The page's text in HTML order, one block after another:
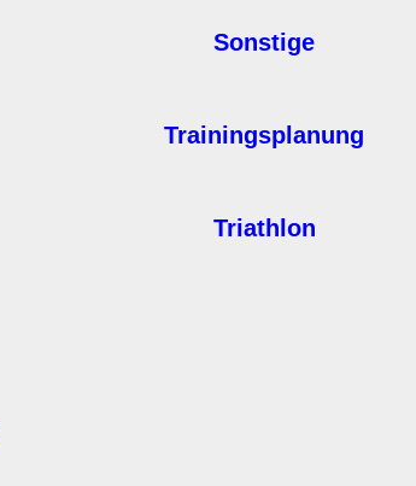
Sonstige
Trainingsplanung
Triathlon